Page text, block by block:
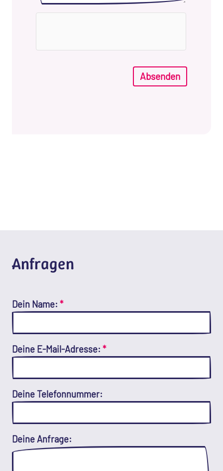
Absenden
Anfragen
Dein Name: *
Deine E-Mail-Adresse: *
Deine Telefonnummer:
Deine Anfrage: